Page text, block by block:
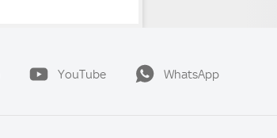
YouTube WhatsApp